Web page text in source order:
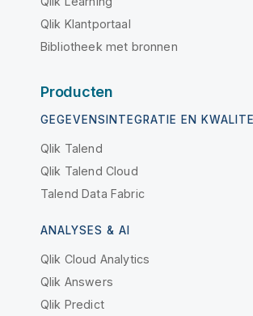
Qlik Klantportaal
Bibliotheek met bronnen
Producten
GEGEVENSINTEGRATIE EN
Qlik Talend
Qlik Talend Cloud
Talend Data Fabric
ANALYSES & AI
Qlik Cloud Analytics
Qlik Answers
Qlik Predict